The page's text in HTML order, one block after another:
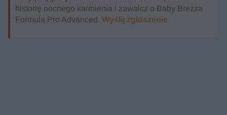
historię nocnego karmienia i zawalcz o Baby Brezza
Formula Pro Advanced. Wyślij zgłoszenie